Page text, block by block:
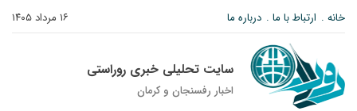
۱۶ مرداد ۱۴۰۵ خانه ارتباط با ما درباره ما
سایت تحلیلی خبری روراستی
اخبار رفسنجان و كرمان